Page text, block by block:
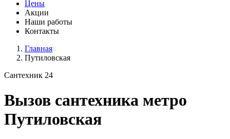
Цены
Акции
Наши работы
Контакты
Главная
Путиловская
Сантехник 24
Вызов сантехника метро
Путиловская